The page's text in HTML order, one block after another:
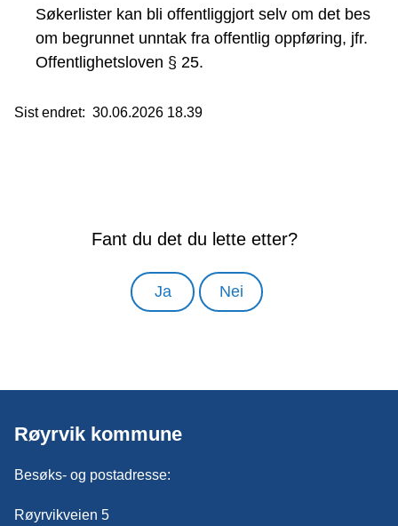
Søkerlister kan bli offentliggjort selv om det bes
om begrunnet unntak fra offentlig oppføring, jfr.
Offentlighetsloven § 25.
Sist endret 30.06.2026 18.39
Fant du det du lette etter?
Ja Nei
Røyrvik kommune
Besøks- og postadresse:
Røyrvikveien 5